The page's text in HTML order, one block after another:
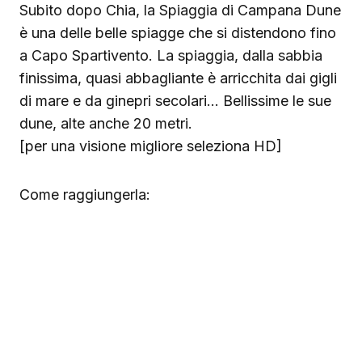
Subito dopo Chia, la Spiaggia di Campana Dune
è una delle belle spiagge che si distendono fino
a Capo Spartivento. La spiaggia, dalla sabbia
finissima, quasi abbagliante è arricchita dai gigli
di mare e da ginepri secolari… Bellissime le sue
dune, alte anche 20 metri.
[per una visione migliore seleziona HD]
Come raggiungerla: